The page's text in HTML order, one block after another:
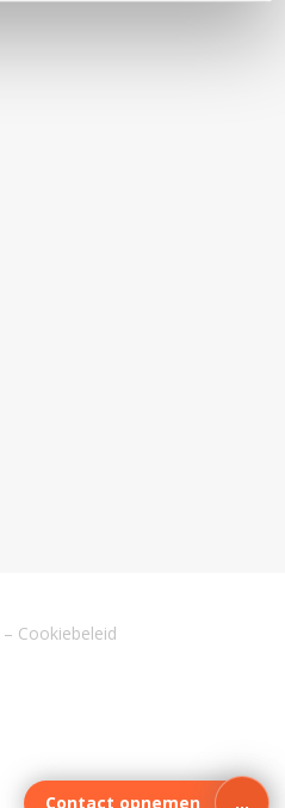
– Cookiebeleid
Contact opnemen